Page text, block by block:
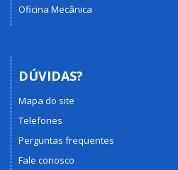
Oficina Mecânica
DÚVIDAS?
Mapa do site
Telefones
Perguntas frequentes
Fale conosco